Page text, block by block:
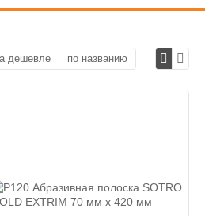
дешевле по названию